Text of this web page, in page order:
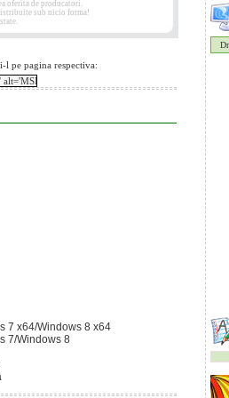
oferita de producatori.
sub nicio forma!
pe pagina respectiva:
7 x64/Windows 8 x64
7/Windows 8